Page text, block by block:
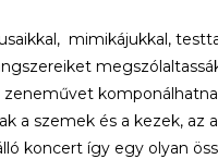
mimikájukkal,
a szemek és a kezek,
koncert így egy olyan